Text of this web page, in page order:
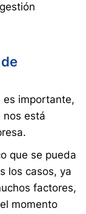
es importante,
nos está
que se pueda
los casos, ya
factores,
momento